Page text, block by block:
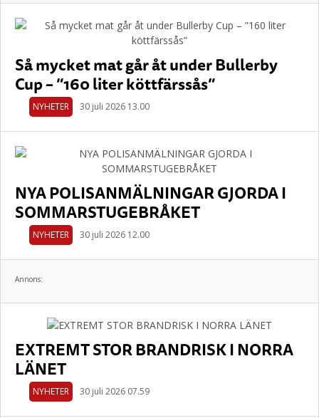
Så mycket mat går åt under Bullerby
Cup – ”160 liter köttfärssås”
NYHETER 30 juli 2026 13.00
NYA POLISANMÄLNINGAR GJORDA I
SOMMARSTUGEBRÅKET
NYHETER 30 juli 2026 12.00
Annons:
EXTREMT STOR BRANDRISK I NORRA
LÄNET
NYHETER 30 juli 2026 07.59